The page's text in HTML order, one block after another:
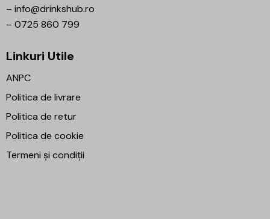
– info@drinkshub.ro
– 0725 860 799
Linkuri Utile
ANPC
Politica de livrare
Politica de retur
Politica de cookie
Termeni și condiții